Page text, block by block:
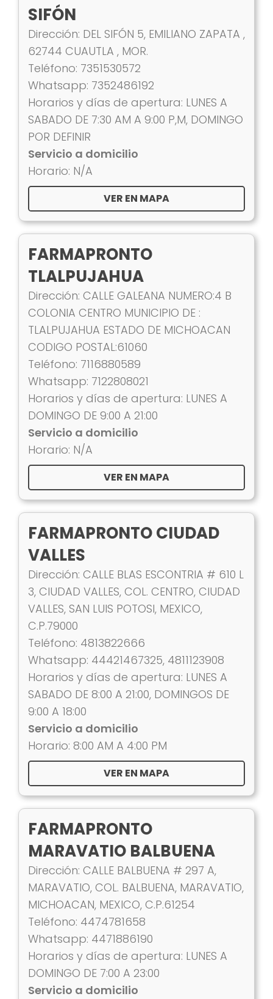
SIFÓN
Dirección: DEL SIFÓN 5, EMILIANO ZAPATA ,
62744 CUAUTLA , MOR.
Teléfono: 7351530572
Whatsapp: 7352486192
Horarios y días de apertura: LUNES A
SABADO DE 7:30 AM A 9:00 P,M, DOMINGO
POR DEFINIR
Servicio a domicilio
Horario: N/A
VER EN MAPA
FARMAPRONTO
TLALPUJAHUA
Dirección: CALLE GALEANA NUMERO:4 B
COLONIA CENTRO MUNICIPIO DE :
TLALPUJAHUA ESTADO DE MICHOACAN
CODIGO POSTAL:61060
Teléfono: 7116880589
Whatsapp: 7122808021
Horarios y días de apertura: LUNES A
DOMINGO DE 9:00 A 21:00
Servicio a domicilio
Horario: N/A
VER EN MAPA
FARMAPRONTO CIUDAD
VALLES
Dirección: CALLE BLAS ESCONTRIA # 610 L
3, CIUDAD VALLES, COL. CENTRO, CIUDAD
VALLES, SAN LUIS POTOSI, MEXICO,
C.P.79000
Teléfono: 4813822666
Whatsapp: 44421467325, 4811123908
Horarios y días de apertura: LUNES A
SABADO DE 8:00 A 21:00, DOMINGOS DE
9:00 A 18:00
Servicio a domicilio
Horario: 8:00 AM A 4:00 PM
VER EN MAPA
FARMAPRONTO
MARAVATIO BALBUENA
Dirección: CALLE BALBUENA # 297 A,
MARAVATIO, COL. BALBUENA, MARAVATIO,
MICHOACAN, MEXICO, C.P.61254
Teléfono: 4474781658
Whatsapp: 4471886190
Horarios y días de apertura: LUNES A
DOMINGO DE 7:00 A 23:00
Servicio a domicilio